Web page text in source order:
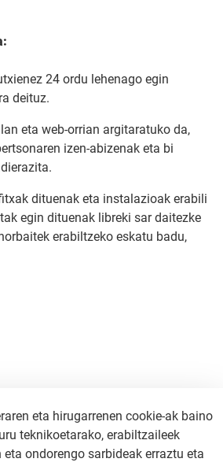
24 ordu lehenago egin
deituz.
eta web-orrian argitaratuko da,
izen-abizenak eta bi
dituenak eta instalazioak erabili
egin dituenak libreki sar daitezke
erabiltzeko eskatu badu,
eta hirugarrenen cookie-ak baino
teknikoetarako, erabiltzaileek
ondorengo sarbideak erraztu eta